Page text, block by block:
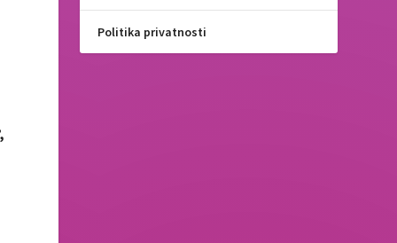
Politika privatnosti